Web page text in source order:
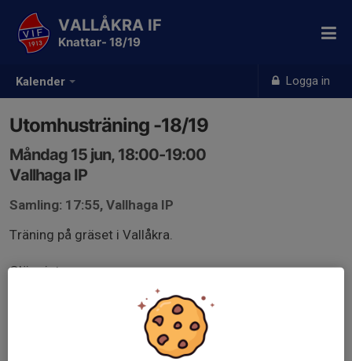
Kalender Logga in
VALLÅKRA IF
Knattar- 18/19
Utomhusträning -18/19
Måndag 15 jun, 18:00-19:00
Vallhaga IP
Samling: 17:55, Vallhaga IP
Träning på gräset i Vallåkra.
Glöm inte:
Fotbollsskor och benskydd
Inga örhängen eller smycken